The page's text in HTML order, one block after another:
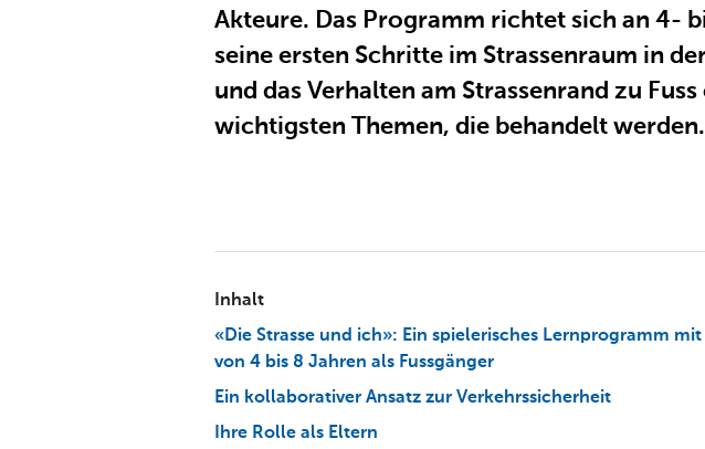
Akteure. Das Programm richtet sich an 4-
seine ersten Schritte im Strassenraum in
und das Verhalten am Strassenrand zu
wichtigsten Themen, die behandelt werden.
Inhalt
«Die Strasse und ich»: Ein spielerisches Lernprogramm
von 4 bis 8 Jahren als Fussgänger
Ein kollaborativer Ansatz zur Verkehrssicherheit
Ihre Rolle als Eltern